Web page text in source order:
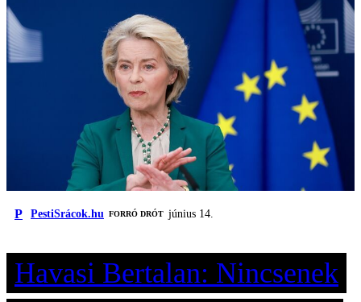
P PestiSrácok.hu FORRÓ DRÓT június 14.
Havasi Bertalan: Nincsenek